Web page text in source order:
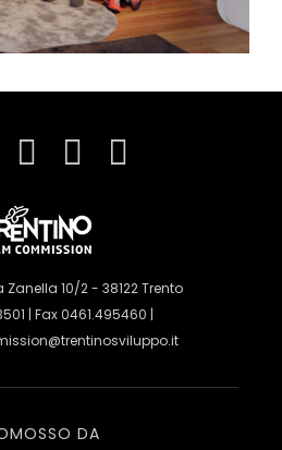
10/2 - 38122 Trento
| Fax 0461.495460 |
DA